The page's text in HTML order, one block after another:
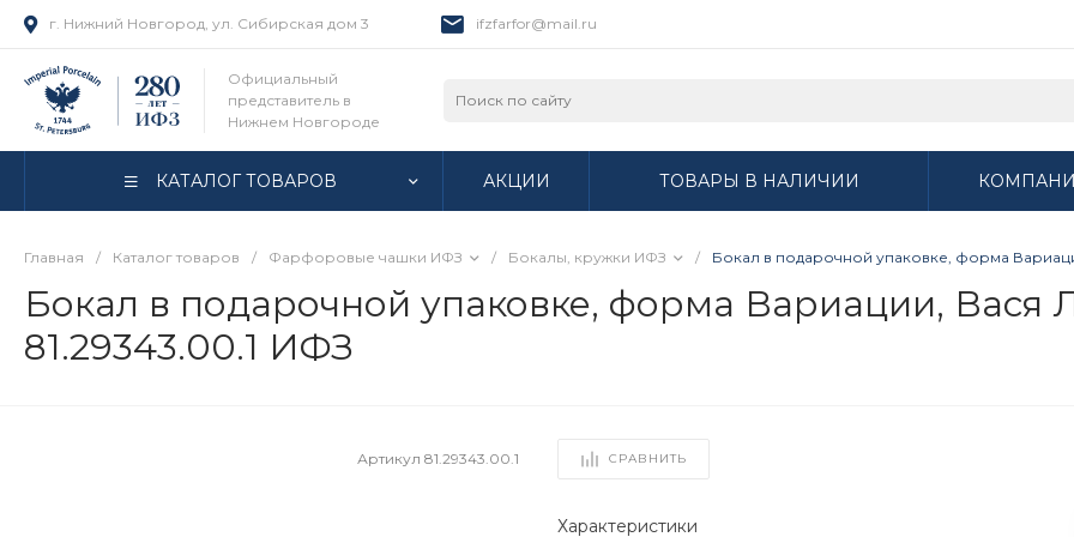
г. Нижний Новгород, ул. Сибирская дом 3 ifzfarfor@mail.ru
Официальный
представитель в
Нижнем Новгороде
КАТАЛОГ ТОВАРОВ АКЦИИ ТОВАРЫ В НАЛИЧИИ
Главная / Каталог товаров / Фарфоровые чашки ИФЗ / Бокалы, кружки ИФЗ / Бокал в подарочной упаковке, форма
Бокал в подарочной упаковке, форма Вариации, Вася
81.29343.00.1 ИФЗ
Артикул81.29343.00.1 СРАВНИТЬ
Характеристики